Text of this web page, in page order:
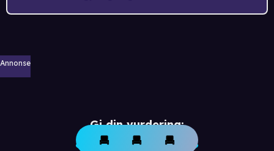
Annonse
Gi din vurdering: